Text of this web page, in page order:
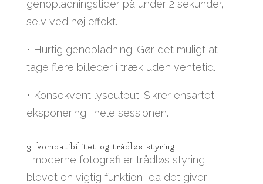
genopladningstider på under 2 sekunder,
selv ved høj effekt.
• Hurtig genopladning: Gør det muligt at
tage flere billeder i træk uden ventetid.
• Konsekvent lysoutput: Sikrer ensartet
eksponering i hele sessionen.
3. kompatibilitet og trådløs styring
I moderne fotografi er trådløs styring
blevet en vigtig funktion, da det giver